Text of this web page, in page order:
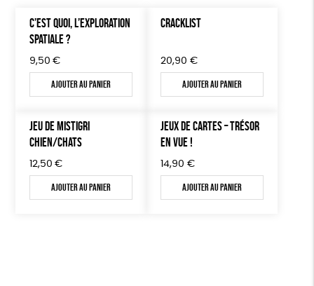
C’EST QUOI, L’EXPLORATION
SPATIALE ?
9,50 €
Ajouter au panier
CRACKLIST
20,90 €
Ajouter au panier
JEU DE MISTIGRI
CHIEN/CHATS
12,50 €
Ajouter au panier
JEUX DE CARTES – TRÉSOR
EN VUE !
14,90 €
Ajouter au panier